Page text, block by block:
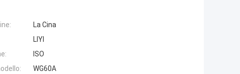
La Cina
LIYI
ISO
WG60A